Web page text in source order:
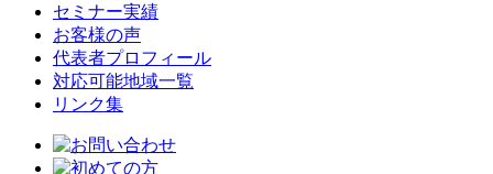
セミナー実績
お客様の声
代表者プロフィール
対応可能地域一覧
リンク集